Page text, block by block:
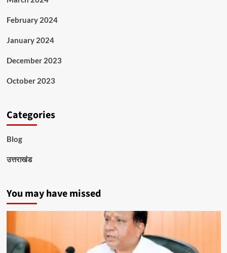
February 2024
January 2024
December 2023
October 2023
Categories
Blog
उत्तराखंड
You may have missed